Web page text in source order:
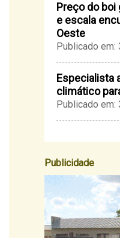
Preço do boi
e escala
Oeste
Publicado
Especialista
climático
Publicado
Publicidade